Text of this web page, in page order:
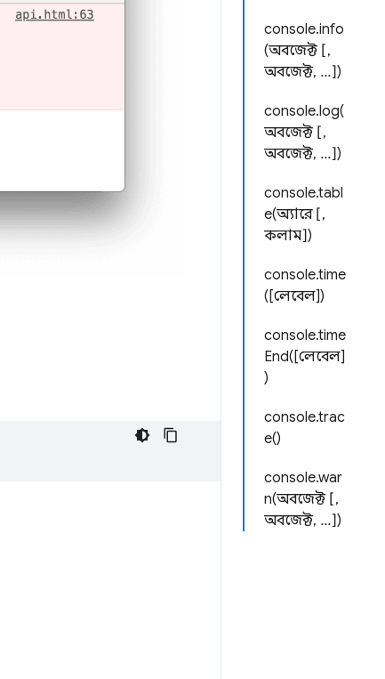
console.info
(অবজেক্ট [,
অবজেক্ট, ...])
console.log(
অবজেক্ট [,
অবজেক্ট, ...])
console.tabl
e(অ্যারে [,
কলাম])
console.time
([লেবেল])
console.time
End([লেবেল]
)
console.trac
e()
console.war
n(অবজেক্ট [,
অবজেক্ট, ...])